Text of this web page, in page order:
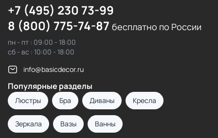
+7 (495) 230 73-99
8 (800) 775-74-87 бесплатно по России
пн - пт : 09:00 - 18:00
сб - вс : 10:00 - 18:00
info@basicdecor.ru
Популярные разделы
Люстры Бра Диваны Кресла
Зеркала Вазы Ванны